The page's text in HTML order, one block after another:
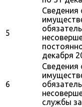
5
Сведения
декабря
6
Сведения
службы